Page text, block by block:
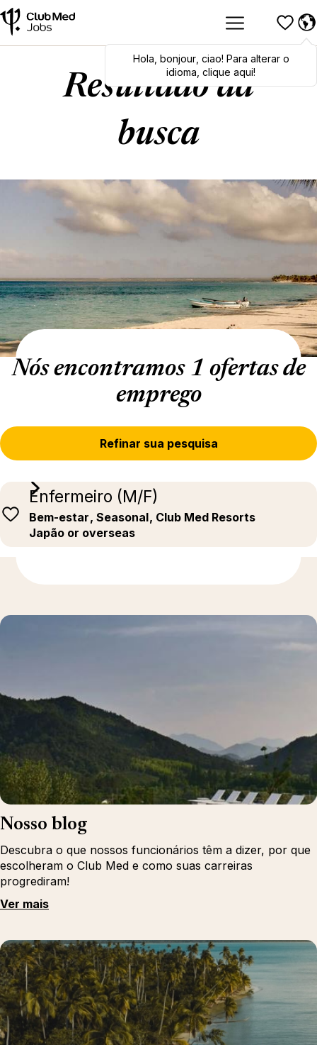
Hola,bonjour,ciao! To switch
languages, click here!
Hola bonjour, ciao! Para alterar o
idioma, clique aqui!
Resultado da
busca
Nós encontramos 1 ofertas de
emprego
Refinar sua pesquisa
Enfermeiro (M/F)
Bem-estar, Seasonal, Club Med Resorts
Japão or overseas
Nosso blog
Descubra o que nossos funcionários têm a dizer, por que
escolheram o Club Med e como suas carreiras
progrediram!
Ver mais